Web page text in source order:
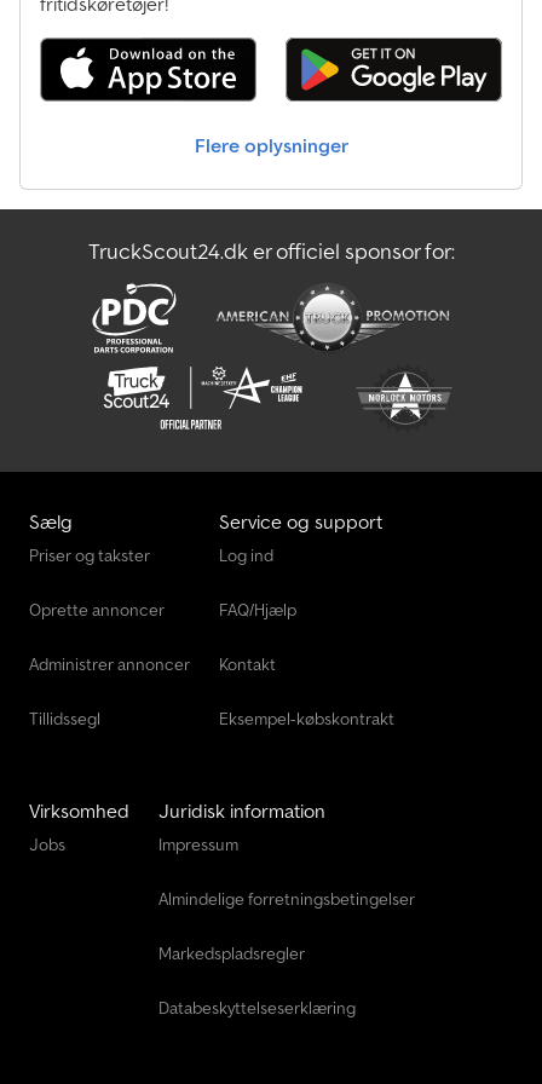
Flere oplysninger
TruckScout24.dk er officiel sponsor for:
Sælg
Priser og takster
Oprette annoncer
Administrer annoncer
Tillidssegl
Service og support
Log ind
FAQ/Hjælp
Kontakt
Eksempel-købskontrakt
Virksomhed
Jobs
Juridisk information
Impressum
Almindelige forretningsbetingelser
Markedspladsregler
Databeskyttelseserklæring